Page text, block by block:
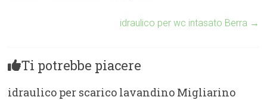
idraulico per wc intasato Berra →
Ti potrebbe piacere
idraulico per scarico lavandino Migliarino